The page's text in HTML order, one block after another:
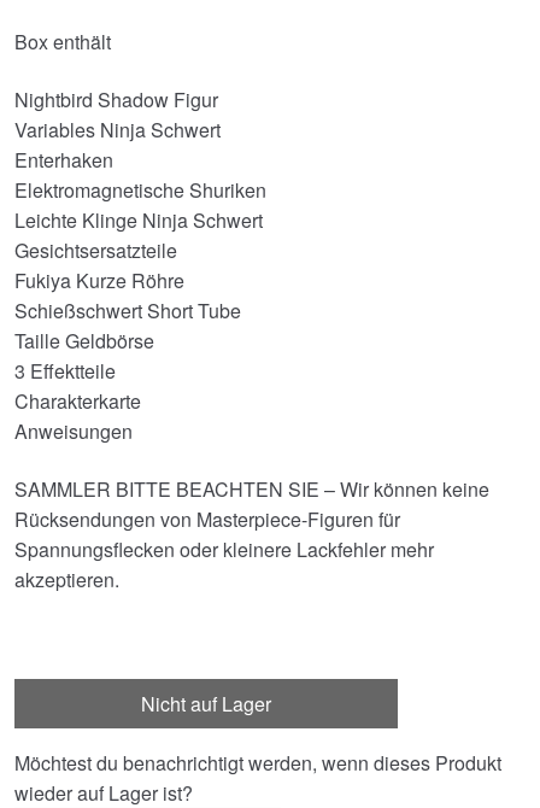
Box enthält
Nightbird Shadow Figur
Variables Ninja Schwert
Enterhaken
Elektromagnetische Shuriken
Leichte Klinge Ninja Schwert
Gesichtsersatzteile
Fukiya Kurze Röhre
Schießschwert Short Tube
Taille Geldbörse
3 Effektteile
Charakterkarte
Anweisungen
SAMMLER BITTE BEACHTEN SIE – Wir können keine
Rücksendungen von Masterpiece-Figuren für
Spannungsflecken oder kleinere Lackfehler mehr
akzeptieren.
Nicht auf Lager
Möchtest du benachrichtigt werden, wenn dieses Produkt
wieder auf Lager ist?